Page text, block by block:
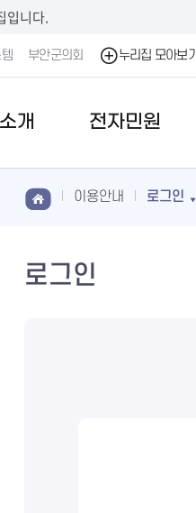
입니다.
부안군의회 누리집 모아보기
개 전자민원
이용안내 로그인
로그인